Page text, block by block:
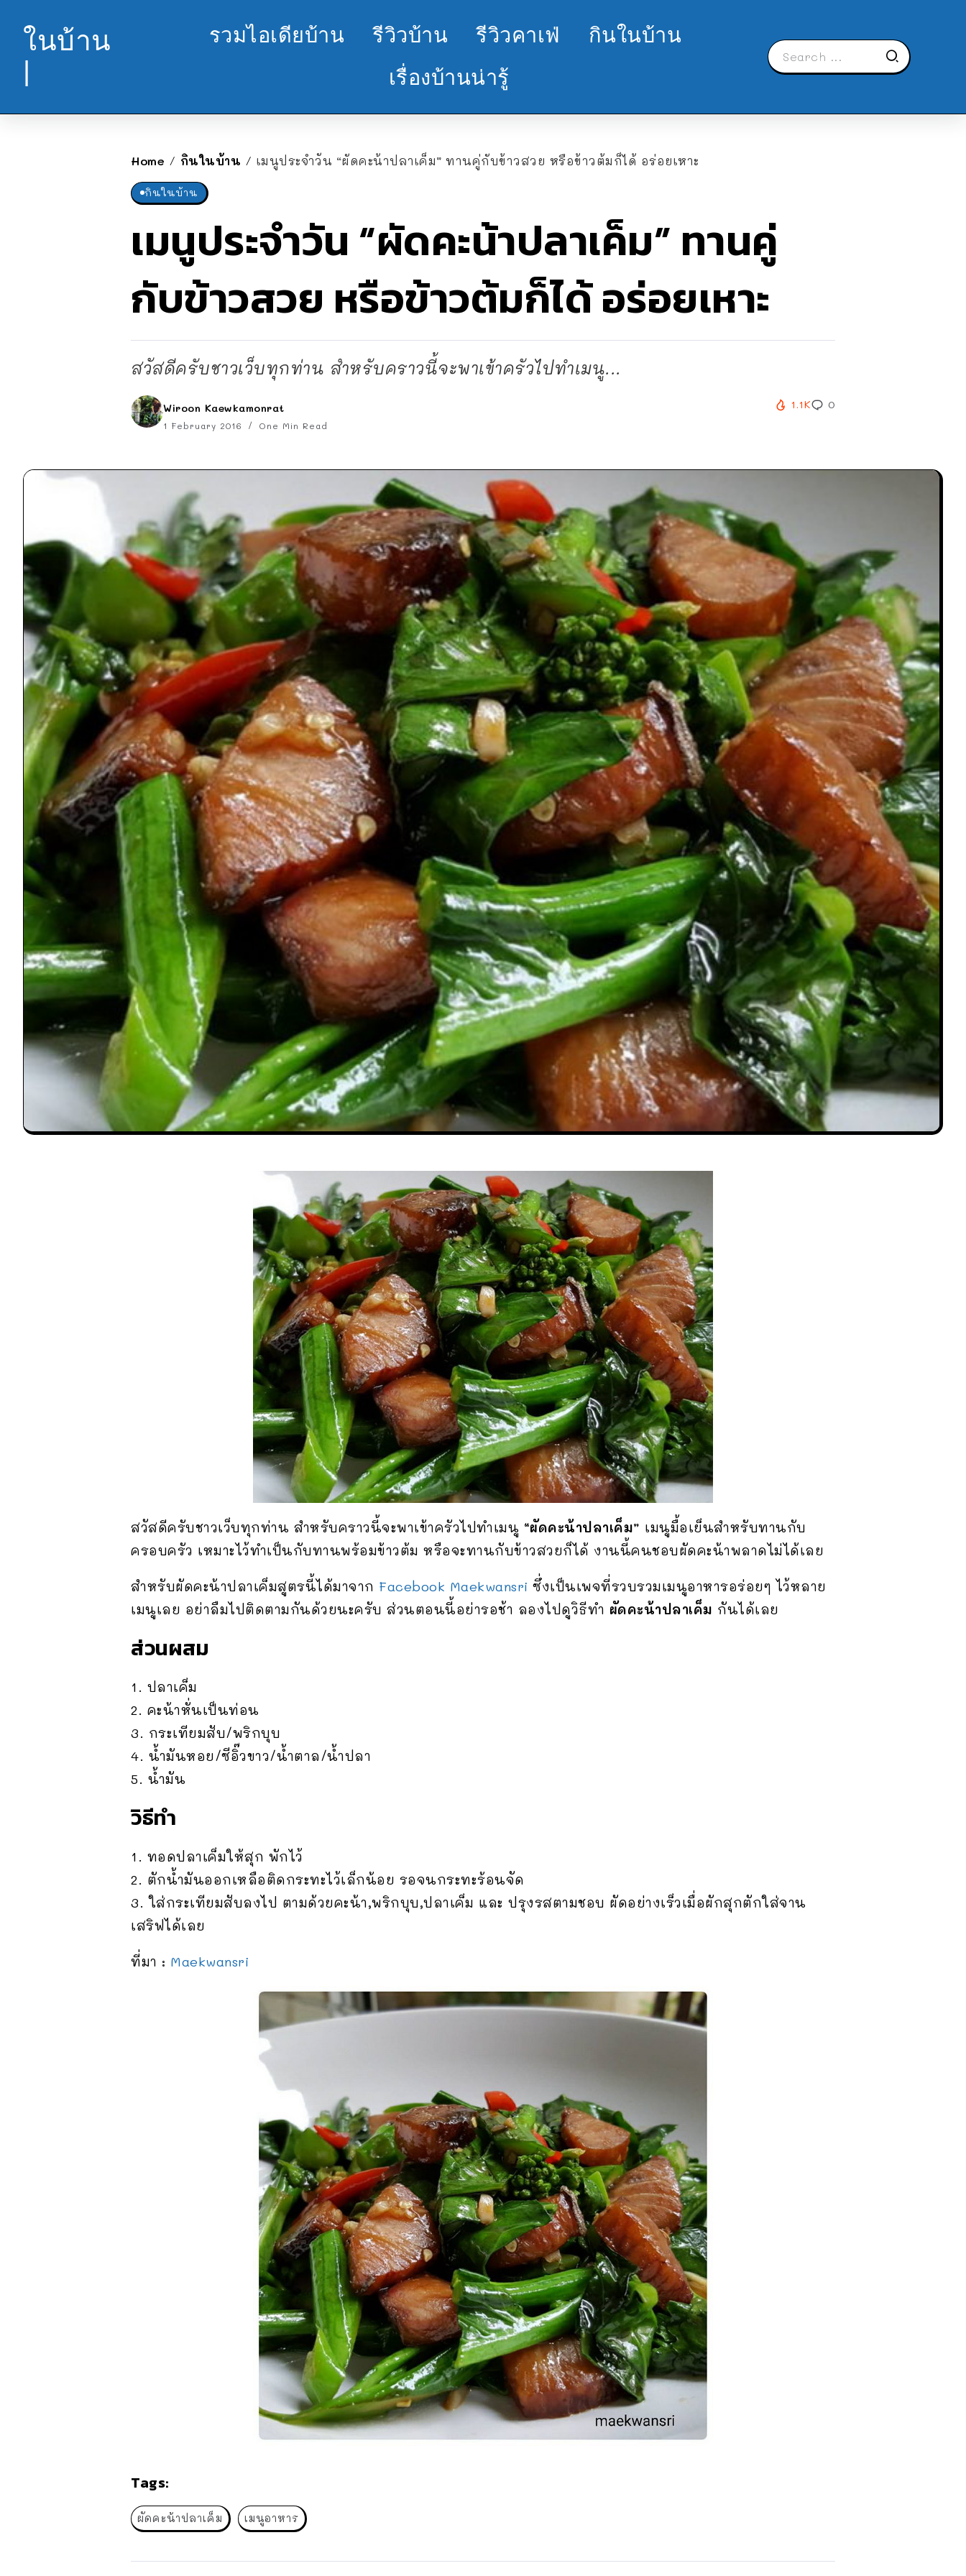
ในบ้าน
|
รวมไอเดียบ้าน รีวิวบ้าน รีวิวคาเฟ่
กินในบ้าน
เรื่องบ้านน่ารู้
Home / กินในบ้าน / เมนูประจำวัน “ผัดคะน้าปลาเค็ม” ทานคู่กับข้าวสวย หรือข้าวต้มก็ได้ อร่อยเหาะ
กินในบ้าน
เมนูประจำวัน “ผัดคะน้าปลาเค็ม” ทานคู่
กับข้าวสวย หรือข้าวต้มก็ได้ อร่อยเหาะ
สวัสดีครับชาวเว็บทุกท่าน สำหรับคราวนี้จะพาเข้าครัวไปทำเมนู...
Wiroon Kaewkamonrat
1 February 2016 One Min Read
1.1K 0
สวัสดีครับชาวเว็บทุกท่าน สำหรับคราวนี้จะพาเข้าครัวไปทำเมนู “ผัดคะน้าปลาเค็ม” เมนูมื้อเย็นสำหรับทานกับ
ครอบครัว เหมาะไว้ทำเป็นกับทานพร้อมข้าวต้ม หรือจะทานกับข้าวสวยก็ได้ งานนี้คนชอบผัดคะน้าพลาดไม่ได้เลย
สำหรับผัดคะน้าปลาเค็มสูตรนี้ได้มาจาก Facebook Maekwansri ซึ่งเป็นเพจที่รวบรวมเมนูอาหารอร่อยๆ ไว้หลาย
เมนูเลย อย่าลืมไปติดตามกันด้วยนะครับ ส่วนตอนนี้อย่ารอช้า ลองไปดูวิธีทำ ผัดคะน้าปลาเค็ม กันได้เลย
ส่วนผสม
1. ปลาเค็ม
2. คะน้าหั่นเป็นท่อน
3. กระเทียมสับ/พริกบุบ
4. น้ำมันหอย/ซีอิ๊วขาว/น้ำตาล/น้ำปลา
5. น้ำมัน
วิธีทำ
1. ทอดปลาเค็มให้สุก พักไว้
2. ตักน้ำมันออกเหลือติดกระทะไว้เล็กน้อย รอจนกระทะร้อนจัด
3. ใส่กระเทียมสับลงไป ตามด้วยคะน้า,พริกบุบ,ปลาเค็ม และ ปรุงรสตามชอบ ผัดอย่างเร็วเมื่อผักสุกตักใส่จาน
เสริฟได้เลย
ที่มา : Maekwansri
Tags:
ผัดคะน้าปลาเค็ม เมนูอาหาร